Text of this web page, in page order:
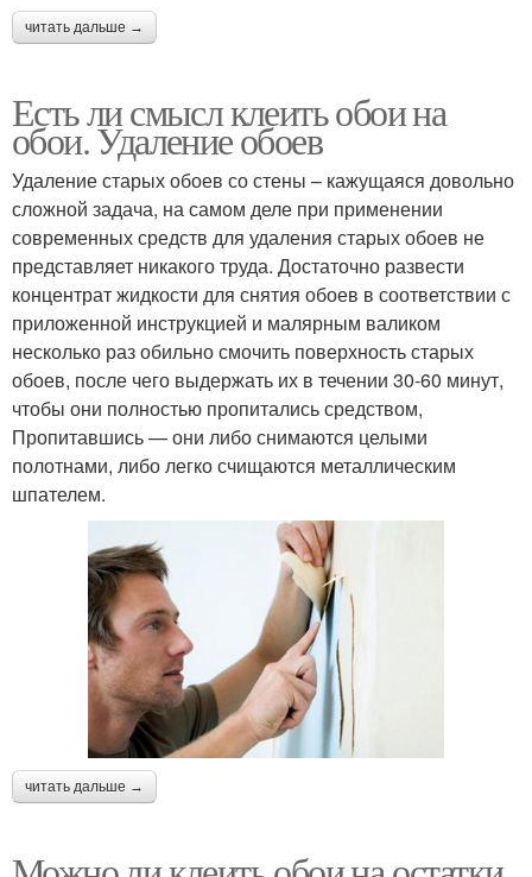
читать дальше →
Есть ли смысл клеить обои на
обои. Удаление обоев
Удаление старых обоев со стены – кажущаяся довольно
сложной задача, на самом деле при применении
современных средств для удаления старых обоев не
представляет никакого труда. Достаточно развести
концентрат жидкости для снятия обоев в соответствии с
приложенной инструкцией и малярным валиком
несколько раз обильно смочить поверхность старых
обоев, после чего выдержать их в течении 30-60 минут,
чтобы они полностью пропитались средством,
Пропитавшись — они либо снимаются целыми
полотнами, либо легко счищаются металлическим
шпателем.
читать дальше →